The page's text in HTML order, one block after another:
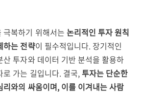
극복하기 위해서는 논리적인 투자 원칙
하는 전략이 필수적입니다. 장기적인
산 투자와 데이터 기반 분석을 활용하
로 가는 길입니다. 결국,투자는 단순한
와의 싸움이며, 이를 이겨내는 사람